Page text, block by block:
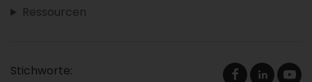
Ressourcen
Stichworte: